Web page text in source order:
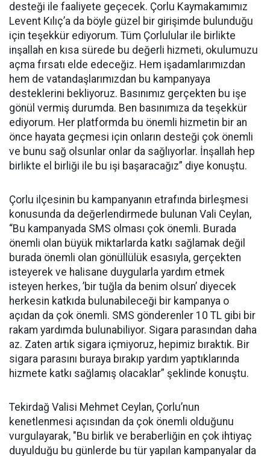
desteği ile faaliyete geçecek. Çorlu Kaymakamımız
Levent Kılıç’a da böyle güzel bir girişimde bulunduğu
için teşekkür ediyorum. Tüm Çorlulular ile birlikte
inşallah en kısa sürede bu değerli hizmeti, okulumuzu
açma fırsatı elde edeceğiz. Hem işadamlarımızdan
hem de vatandaşlarımızdan bu kampanyaya
desteklerini bekliyoruz. Basınımız gerçekten bu işe
gönül vermiş durumda. Ben basınımıza da teşekkür
ediyorum. Her platformda bu önemli hizmetin bir an
önce hayata geçmesi için onların desteği çok önemli
ve bunu sağ olsunlar onlar da sağlıyorlar. İnşallah hep
birlikte el birliği ile bu işi başaracağız” diye konuştu.
Çorlu ilçesinin bu kampanyanın etrafında birleşmesi
konusunda da değerlendirmede bulunan Vali Ceylan,
“Bu kampanyada SMS olması çok önemli. Burada
önemli olan büyük miktarlarda katkı sağlamak değil
burada önemli olan gönüllülük esasıyla, gerçekten
isteyerek ve halisane duygularla yardım etmek
isteyen herkes, ’bir tuğla da benim olsun’ diyecek
herkesin katkıda bulunabileceği bir kampanya o
açıdan da çok önemli. SMS gönderenler 10 TL gibi bir
rakam yardımda bulunabiliyor. Sigara parasından daha
az. Zaten artık sigara içmiyoruz, hepimiz bıraktık. Bir
sigara parasını buraya bırakıp yardım yaptıklarında
hizmete katkı sağlamış olacaklar” şeklinde konuştu.
Tekirdağ Valisi Mehmet Ceylan, Çorlu’nun
kenetlenmesi açısından da çok önemli olduğunu
vurgulayarak, "Bu birlik ve beraberliğin en çok ihtiyaç
duyulduğu bu günlerde bu tür yapılan kampanyalar da